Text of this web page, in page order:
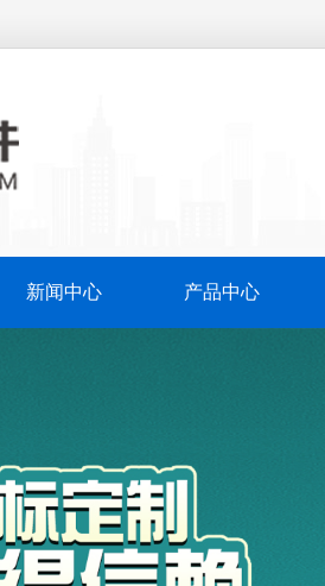
新闻中心 产品中心